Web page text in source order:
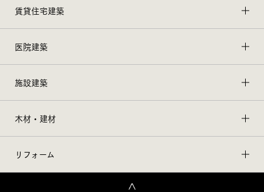
賃貸住宅建築
医院建築
施設建築
木材・建材
リフォーム